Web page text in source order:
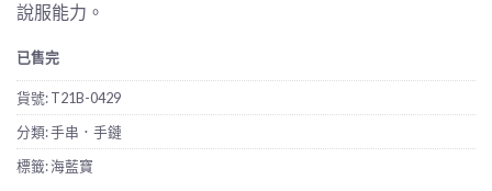
說服能力。
已售完
貨號:T21B-0429
分類:手串．手鏈
標籤:海藍寶